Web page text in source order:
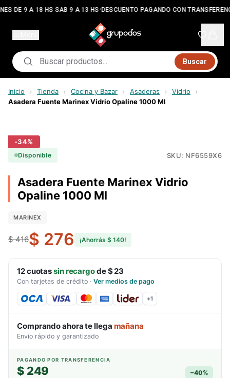
DE 9 A 18 HS SAB 9 A 13 HS•DESCUENTO PAGANDO CON
Buscar
Inicio › Tienda › Cocina y Bazar › Asaderas › Vidrio ›
Asadera Fuente Marinex Vidrio Opaline 1000 Ml
-34%
Disponible SKU: NF6559X6
Asadera Fuente Marinex Vidrio
Opaline 1000 Ml
MARINEX
$ 416$ 276 ¡Ahorrás $ 140!
12cuotassin recargode$ 23
Con tarjetas de crédito · Ver medios de pago
+1
Comprando ahora te llega mañana
Envío rápido y garantizado
PAGANDO POR TRANSFERENCIA
$ 249 −40%